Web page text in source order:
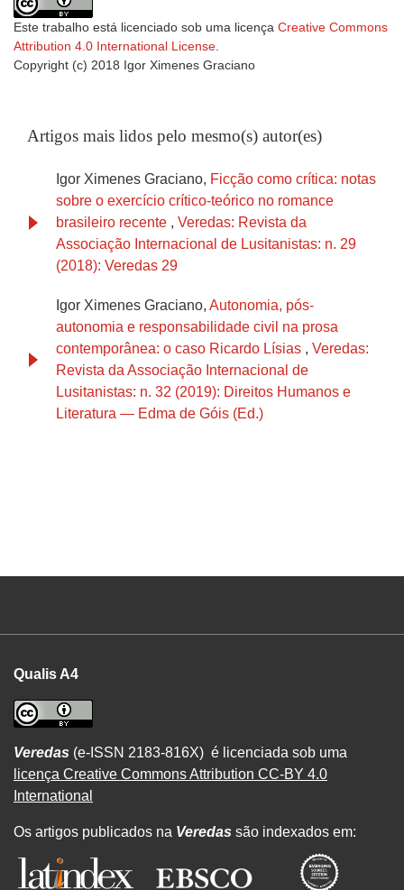
Este trabalho está licenciado sob uma licença Creative Commons
Attribution 4.0 International License.
Copyright (c) 2018 Igor Ximenes Graciano
Artigos mais lidos pelo mesmo(s) autor(es)
Igor Ximenes Graciano, Ficção como crítica: notas
sobre o exercício crítico-teórico no romance
brasileiro recente , Veredas: Revista da
Associação Internacional de Lusitanistas: n. 29
(2018): Veredas 29
Igor Ximenes Graciano, Autonomia, pós-
autonomia e responsabilidade civil na prosa
contemporânea: o caso Ricardo Lísias , Veredas:
Revista da Associação Internacional de
Lusitanistas: n. 32 (2019): Direitos Humanos e
Literatura — Edma de Góis (Ed.)
Qualis A4
Veredas (e-ISSN 2183-816X) é licenciada sob uma
licença Creative Commons Attribution CC-BY 4.0
International
Os artigos publicados na Veredas são indexados em: